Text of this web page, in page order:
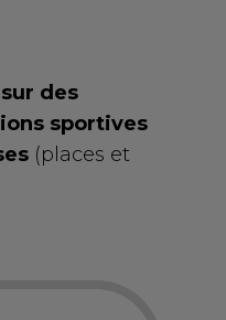
des
sportives
(places et